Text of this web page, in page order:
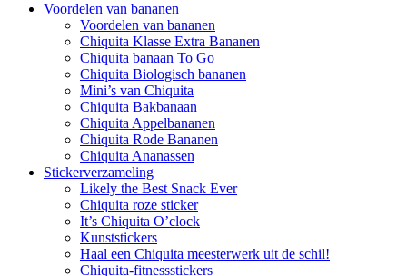
Voordelen van bananen
Voordelen van bananen
Chiquita Klasse Extra Bananen
Chiquita banaan To Go
Chiquita Biologisch bananen
Mini’s van Chiquita
Chiquita Bakbanaan
Chiquita Appelbananen
Chiquita Rode Bananen
Chiquita Ananassen
Stickerverzameling
Likely the Best Snack Ever
Chiquita roze sticker
It’s Chiquita O’clock
Kunststickers
Haal een Chiquita meesterwerk uit de schil!
Chiquita-fitnessstickers